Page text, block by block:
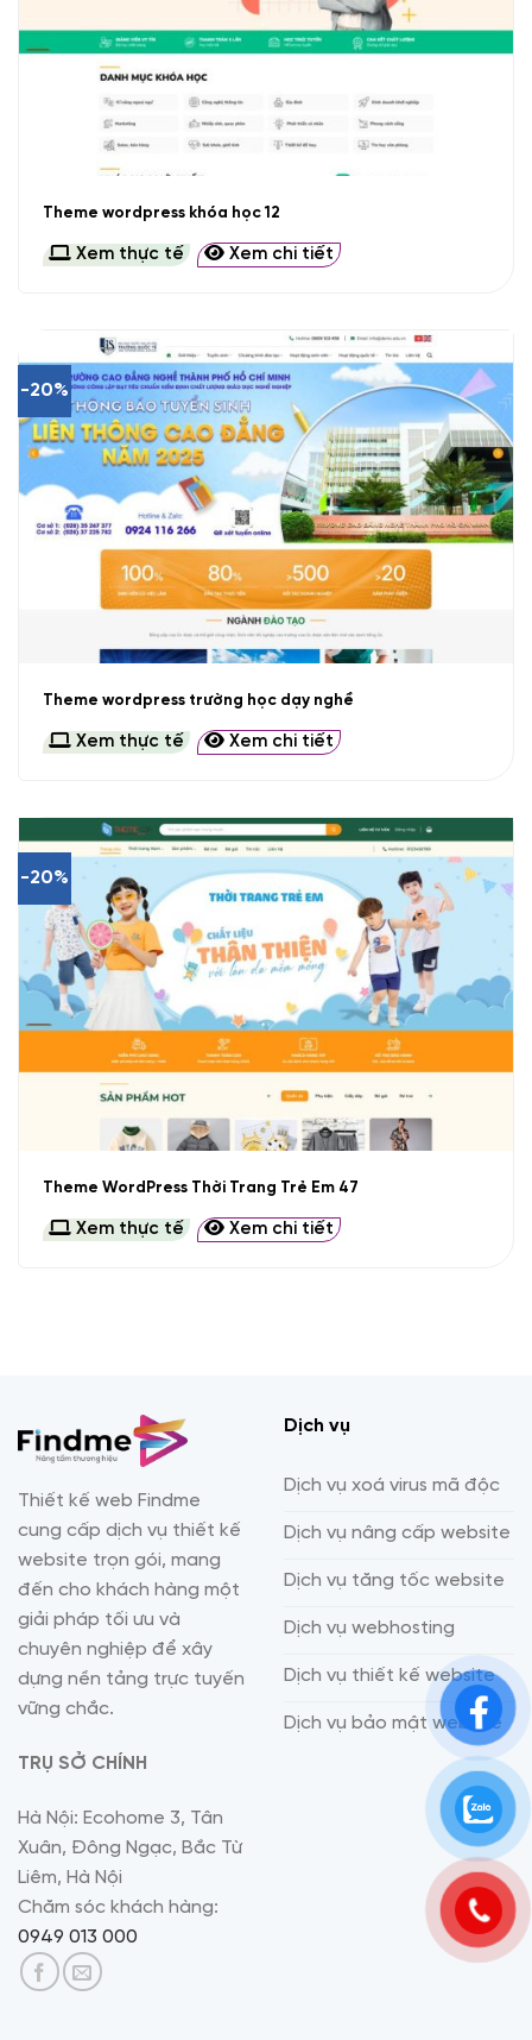
Theme wordpress khóa học 12
Xem thực tế Xem chi tiết
-20%
Theme wordpress trường học dạy nghề
Xem thực tế Xem chi tiết
-20%
Theme WordPress Thời Trang Trẻ Em 47
Xem thực tế Xem chi tiết
Thiết kế web Findme
cung cấp dịch vụ thiết kế
website trọn gói, mang
đến cho khách hàng một
giải pháp tối ưu và
chuyên nghiệp để xây
dựng nền tảng trực tuyến
vững chắc.
TRỤ SỞ CHÍNH
Hà Nội: Ecohome 3, Tân
Xuân, Đông Ngạc, Bắc Từ
Liêm, Hà Nội
Chăm sóc khách hàng:
0949 013 000
Dịch vụ
Dịch vụ xoá virus mã độc
Dịch vụ nâng cấp website
Dịch vụ tăng tốc website
Dịch vụ webhosting
Dịch vụ thiết kế website
Dịch vụ bảo mật website